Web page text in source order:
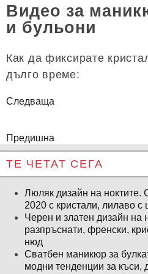
Видео за
и бульони
Как да фиксирате
дълго време:
Следваща
Предишна
ТЕ ЧЕТАТ СЕГА
Люляк дизайн на ноктите.
2020 с кристали, лилаво с
Черен и златен дизайн на
разпръснати, френски,
нюд
Сватбен маникюр за
модни тенденции за къси,